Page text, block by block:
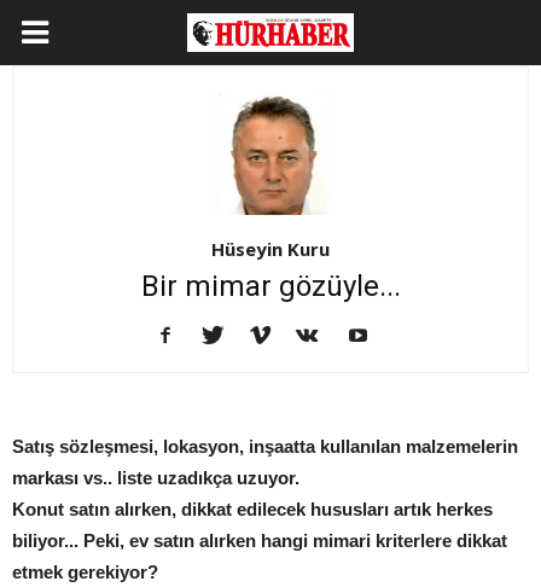
Hüseyin Kuru
Bir mimar gözüyle...
Satış sözleşmesi, lokasyon, inşaatta kullanılan malzemelerin
markası vs.. liste uzadıkça uzuyor.
Konut satın alırken, dikkat edilecek hususları artık herkes
biliyor... Peki, ev satın alırken hangi mimari kriterlere dikkat
etmek gerekiyor?